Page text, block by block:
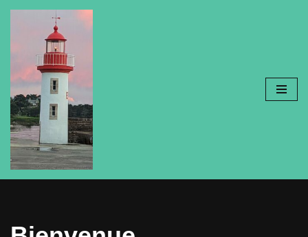
au
contenu